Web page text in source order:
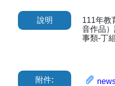
說明
111年教
音作品
事類-丁
附件: